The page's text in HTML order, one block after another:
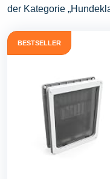
der Kategorie
BESTSELLER